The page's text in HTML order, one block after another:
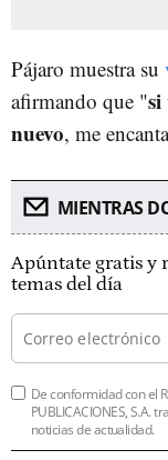
Pájaro muestra su
afirmando que "si
nuevo, me
MIENTRAS
Apúntate gratis y
temas del día
De conformidad con el
PUBLICACIONES, S.A.
noticias de actualidad.